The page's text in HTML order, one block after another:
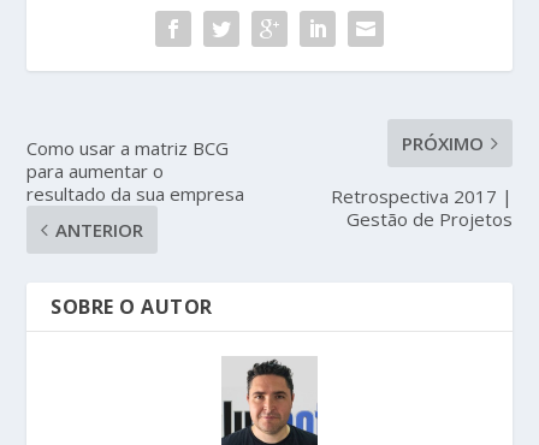
Como usar a matriz BCG
para aumentar o
resultado da sua empresa
ANTERIOR
PRÓXIMO
Retrospectiva 2017 |
Gestão de Projetos
SOBRE O AUTOR